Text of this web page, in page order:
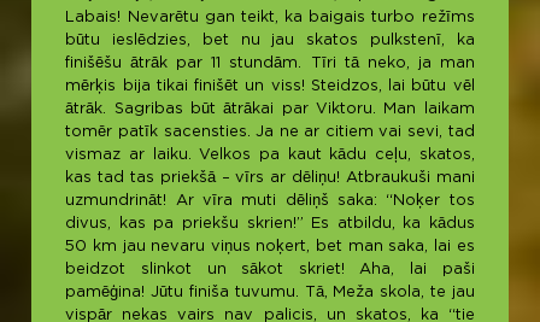
Labais! Nevarētu gan teikt, ka baigais turbo režīms
būtu ieslēdzies, bet nu jau skatos pulkstenī, ka
finišēšu ātrāk par 11 stundām. Tīri tā neko, ja man
mērķis bija tikai finišēt un viss! Steidzos, lai būtu vēl
ātrāk. Sagribas būt ātrākai par Viktoru. Man laikam
tomēr patīk sacensties. Ja ne ar citiem vai sevi, tad
vismaz ar laiku. Velkos pa kaut kādu ceļu, skatos,
kas tad tas priekšā – vīrs ar dēliņu! Atbraukuši mani
uzmundrināt! Ar vīra muti dēliņš saka: “Noķer tos
divus, kas pa priekšu skrien!” Es atbildu, ka kādus
50 km jau nevaru viņus noķert, bet man saka, lai es
beidzot slinkot un sākot skriet! Aha, lai paši
pamēģina! Jūtu finiša tuvumu. Tā, Meža skola, te jau
vispār nekas vairs nav palicis, un skatos, ka “tie